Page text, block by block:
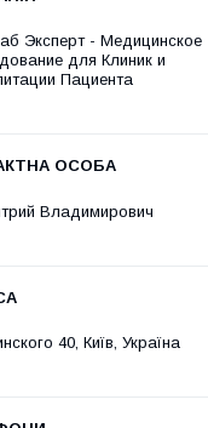
Эксперт - Медицинское
для Клиник и
Пациента
Владимирович
40, Київ, Україна